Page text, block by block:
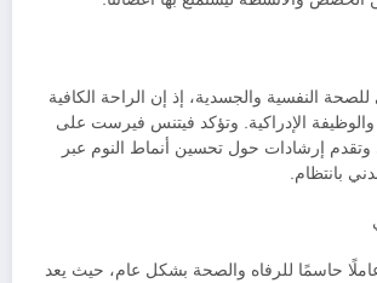
النفسية والجسدية، إذ إن الراحة الكافية
الإدراكية. وتؤكد فيتنس فيرست على
وتقدم إرشادات حول تحسين أنماط النوم عبر
بانتظام.
عاملًا حاسمًا للرفاه والصحة بشكل عام، حيث يعد